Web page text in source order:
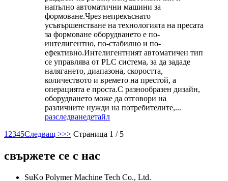
напълно автоматични машини за
формоване.Чрез непрекъснато
усъвършенстване на технологията на пресата
за формоване оборудването е по-
интелигентно, по-стабилно и по-
ефективно.Интелигентният автоматичен тип
се управлява от PLC система, за да зададе
налягането, диапазона, скоростта,
количеството и времето на престой, а
операцията е проста.С разнообразен дизайн,
оборудването може да отговори на
различните нужди на потребителите,...
разследванедетайл
12345Следващ >>> Страница 1 / 5
свържете се с нас
SuKo Polymer Machine Tech Co., Ltd.